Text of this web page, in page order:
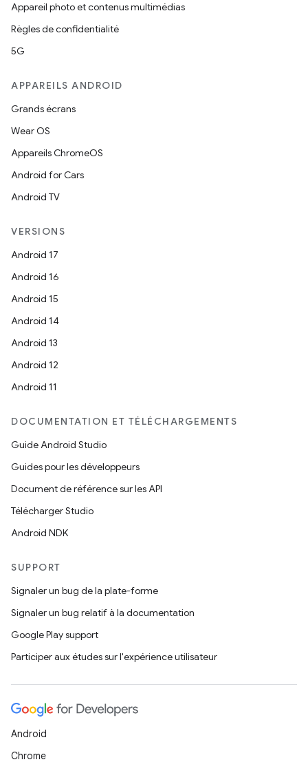
Appareil photo et contenus multimédias
Règles de confidentialité
5G
APPAREILS ANDROID
Grands écrans
Wear OS
Appareils ChromeOS
Android for Cars
Android TV
VERSIONS
Android 17
Android 16
Android 15
Android 14
Android 13
Android 12
Android 11
DOCUMENTATION ET TÉLÉCHARGEMENTS
Guide Android Studio
Guides pour les développeurs
Document de référence sur les API
Télécharger Studio
Android NDK
SUPPORT
Signaler un bug de la plate-forme
Signaler un bug relatif à la documentation
Google Play support
Participer aux études sur l'expérience utilisateur
Android
Chrome